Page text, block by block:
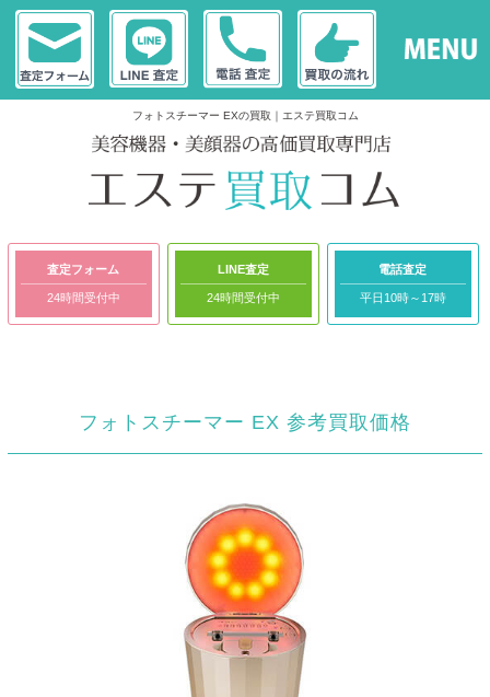
フォトスチーマー EXの買取｜エステ買取コム
査定フォーム
24時間受付中
LINE査定
24時間受付中
電話査定
平日10時～17時
フォトスチーマー EX 参考買取価格